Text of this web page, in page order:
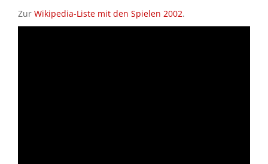
Zur Wikipedia-Liste mit den Spielen 2002.